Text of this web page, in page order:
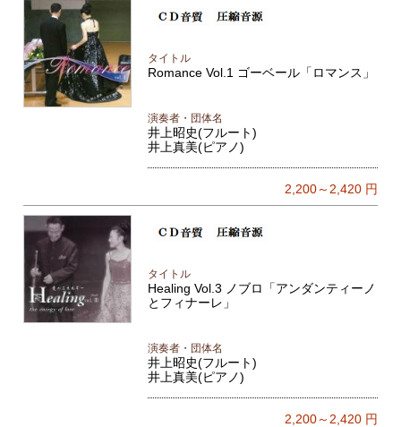
タイトル
Romance Vol.1 ゴーベール「ロマンス」
演奏者・団体名
井上昭史(フルート)
井上真美(ピアノ)
2,200～2,420円
タイトル
Healing Vol.3 ノブロ「アンダンティーノ
とフィナーレ」
演奏者・団体名
井上昭史(フルート)
井上真美(ピアノ)
2,200～2,420円